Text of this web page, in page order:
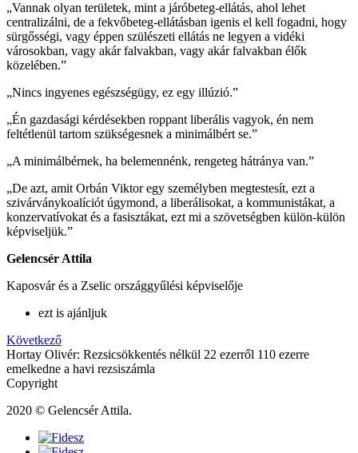
„Vannak olyan területek, mint a járóbeteg-ellátás, ahol lehet
centralizálni, de a fekvőbeteg-ellátásban igenis el kell fogadni, hogy
sürgősségi, vagy éppen szülészeti ellátás ne legyen a vidéki
városokban, vagy akár falvakban, vagy akár falvakban élők
közelében.”
„Nincs ingyenes egészségügy, ez egy illúzió.”
„Én gazdasági kérdésekben roppant liberális vagyok, én nem
feltétlenül tartom szükségesnek a minimálbért se.”
„A minimálbérnek, ha belemennénk, rengeteg hátránya van.”
„De azt, amit Orbán Viktor egy személyben megtestesít, ezt a
szivárványkoalíciót úgymond, a liberálisokat, a kommunistákat, a
konzervatívokat és a fasisztákat, ezt mi a szövetségben külön-külön
képviseljük.”
Gelencsér Attila
Kaposvár és a Zselic országgyűlési képviselője
ezt is ajánljuk
Következő
Hortay Olivér: Rezsicsökkentés nélkül 22 ezerről 110 ezerre
emelkedne a havi rezsiszámla
Copyright
2020 © Gelencsér Attila.